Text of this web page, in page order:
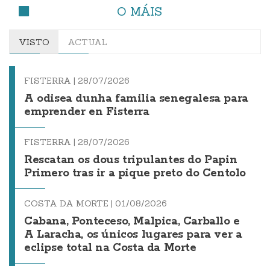
O MÁIS
VISTO ACTUAL
FISTERRA | 28/07/2026
A odisea dunha familia senegalesa para
emprender en Fisterra
FISTERRA | 28/07/2026
Rescatan os dous tripulantes do Papin
Primero tras ir a pique preto do Centolo
COSTA DA MORTE | 01/08/2026
Cabana, Ponteceso, Malpica, Carballo e
A Laracha, os únicos lugares para ver a
eclipse total na Costa da Morte